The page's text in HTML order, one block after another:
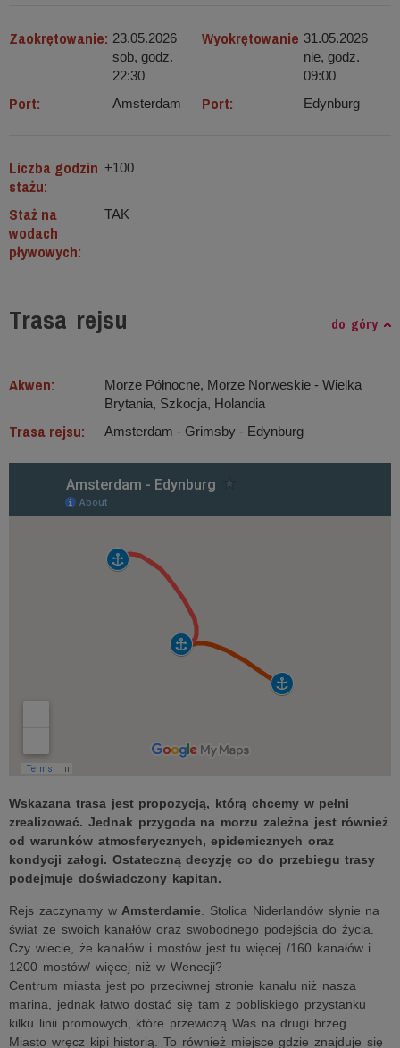
Zaokrętowanie: 23.05.2026
sob, godz.
22:30
Wyokrętowanie 31.05.2026
nie, godz.
09:00
Port: Amsterdam Port: Edynburg
Liczba godzin
stażu:
+100
Staż na
wodach
pływowych:
TAK
Trasa rejsu do góry
Akwen:
Morze Północne, Morze Norweskie ‐ Wielka
Brytania, Szkocja, Holandia
Trasa rejsu: Amsterdam - Grimsby - Edynburg
Wskazana trasa jest propozycją, którą chcemy w pełni
zrealizować. Jednak przygoda na morzu zależna jest również
od warunków atmosferycznych, epidemicznych oraz
kondycji załogi. Ostateczną decyzję co do przebiegu trasy
podejmuje doświadczony kapitan.
Rejs zaczynamy w Amsterdamie . Stolica Niderlandów słynie na
świat ze swoich kanałów oraz swobodnego podejścia do życia.
Czy wiecie, że kanałów i mostów jest tu więcej /160 kanałów i
1200 mostów/ więcej niż w Wenecji?
Centrum miasta jest po przeciwnej stronie kanału niż nasza
marina, jednak łatwo dostać się tam z pobliskiego przystanku
kilku linii promowych, które przewiozą Was na drugi brzeg.
Miasto wręcz kipi historią. To również miejsce gdzie znajduje się